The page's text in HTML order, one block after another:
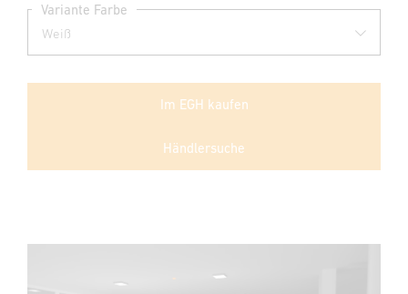
Variante Farbe
Im EGH kaufen
Händlersuche